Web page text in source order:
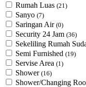
Rumah Luas (21)
Sanyo (7)
Saringan Air (0)
Security 24 Jam (36)
Sekeliling Rumah
Semi Furnished (19)
Servise Area (1)
Shower (16)
Shower/Changing